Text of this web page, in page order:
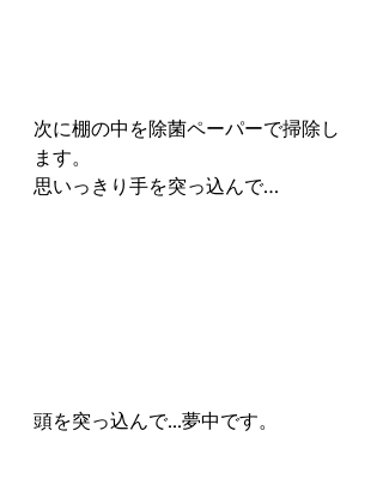
次に棚の中を除菌ペーパーで掃除し
ます。
思いっきり手を突っ込んで…
頭を突っ込んで...夢中です。